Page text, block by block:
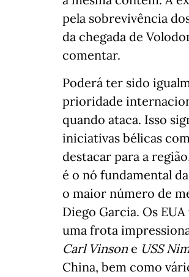
pela sobrevivência
da chegada de
comentar.
Poderá ter sido
prioridade
quando ataca. Isso
iniciativas bélicas
destacar para a
é o nó fundamental
o maior número de
Diego Garcia. Os
uma frota
Carl Vinson e USS
China, bem como